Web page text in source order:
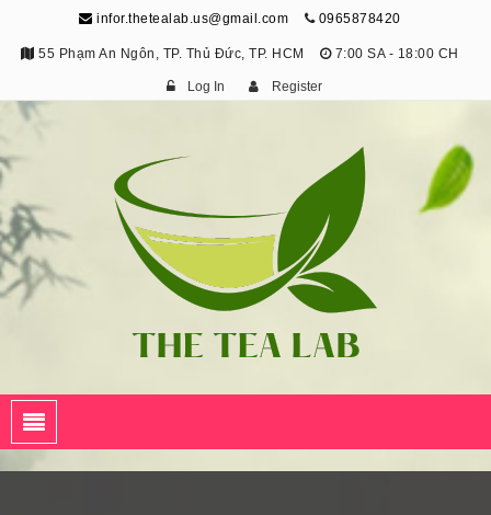
infor.thetealab.us@gmail.com 0965878420
55 Phạm An Ngôn, TP. Thủ Đức, TP. HCM 7:00 SA - 18:00 CH
Log In Register